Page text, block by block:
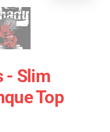
- Slim
Top